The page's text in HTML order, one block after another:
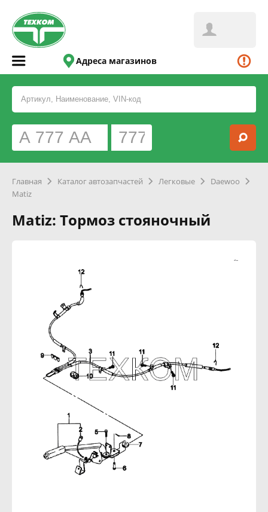
Адреса магазинов
Главная Каталог автозапчастей Легковые
Daewoo
Matiz
Matiz: Тормоз стояночный